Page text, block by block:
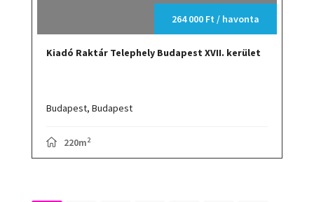
264 000 Ft / havonta
Kiadó Raktár Telephely Budapest XVII. kerület
Budapest, Budapest
220m2